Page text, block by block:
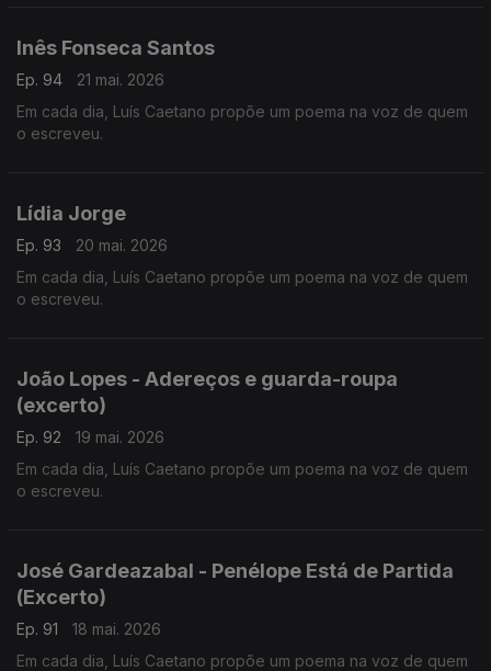
Inês Fonseca Santos
Ep. 94
21 mai. 2026
Em cada dia, Luís Caetano propõe um poema na voz de quem
o escreveu.
Lídia Jorge
Ep. 93
20 mai. 2026
Em cada dia, Luís Caetano propõe um poema na voz de quem
o escreveu.
João Lopes - Adereços e guarda-roupa
(excerto)
Ep. 92
19 mai. 2026
Em cada dia, Luís Caetano propõe um poema na voz de quem
o escreveu.
José Gardeazabal - Penélope Está de Partida
(Excerto)
Ep. 91
18 mai. 2026
Em cada dia, Luís Caetano propõe um poema na voz de quem